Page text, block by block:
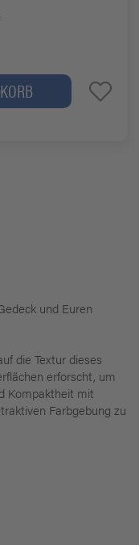
und Euren
die Textur dieses
erforscht, um
Kompaktheit mit
Farbgebung zu